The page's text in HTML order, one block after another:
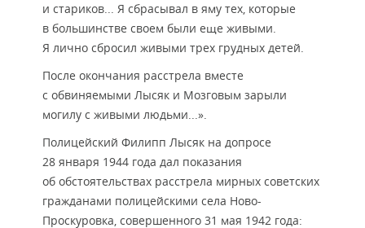
и стариков... Я сбрасывал в яму тех, которые
в большинстве своем были еще живыми.
Я лично сбросил живыми трех грудных детей.
После окончания расстрела вместе
с обвиняемыми Лысяк и Мозговым зарыли
могилу с живыми людьми...».
Полицейский Филипп Лысяк на допросе
28 января 1944 года дал показания
об обстоятельствах расстрела мирных советских
гражданами полицейскими села Ново-
Проскуровка, совершенного 31 мая 1942 года: